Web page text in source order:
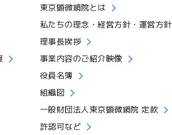
東京顕微鏡院とは
私たちの理念・経営方針・運営方針
理事長挨拶
事業内容のご紹介映像
役員名簿
組織図
一般財団法人東京顕微鏡院 定款
許認可など